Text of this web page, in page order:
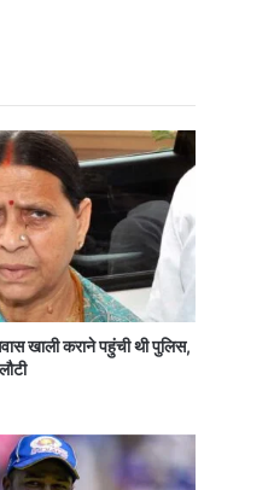
खाली कराने पहुंची थी पुलिस,